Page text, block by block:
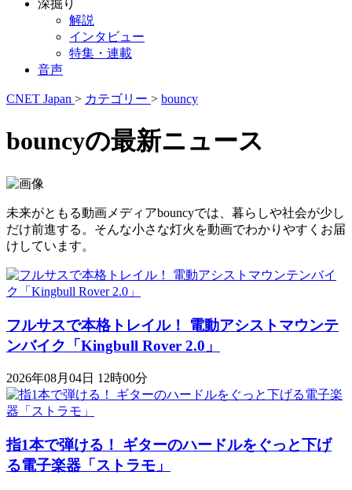
深掘り
解説
インタビュー
特集・連載
音声
CNET Japan > カテゴリー > bouncy
bouncyの最新ニュース
未来がともる動画メディアbouncyでは、暮らしや社会が少し
だけ前進する。そんな小さな灯火を動画でわかりやすくお届
けしています。
フルサスで本格トレイル！ 電動アシストマウンテ
ンバイク「Kingbull Rover 2.0」
2026年08月04日 12時00分
指1本で弾ける！ ギターのハードルをぐっと下げ
る電子楽器「ストラモ」